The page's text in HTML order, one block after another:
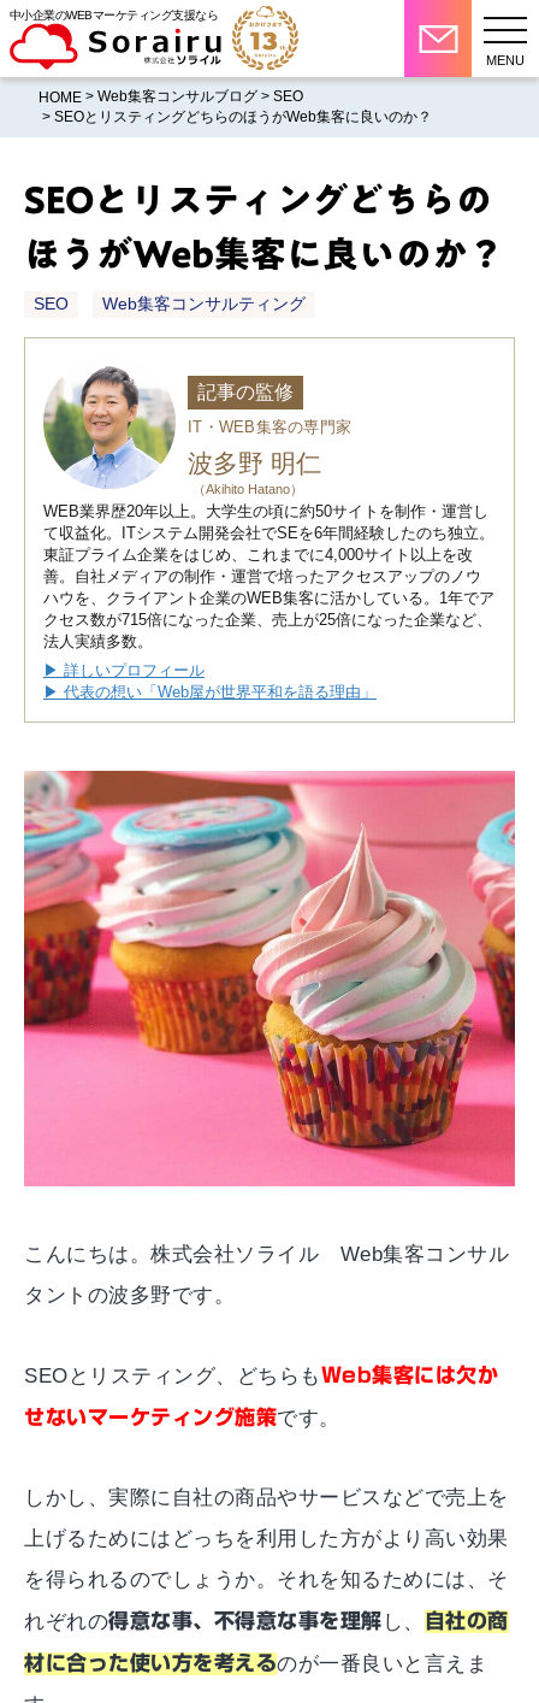
中小企業のWEBマーケティング支援なら
MENU
HOME > Web集客コンサルブログ > SEO
> SEOとリスティングどちらのほうがWeb集客に良いのか？
SEOとリスティングどちらの
ほうがWeb集客に良いのか？
SEO Web集客コンサルティング
記事の監修
IT・WEB集客の専門家
波多野 明仁
（Akihito Hatano）
WEB業界歴20年以上。大学生の頃に約50サイトを制作・運営し
て収益化。ITシステム開発会社でSEを6年間経験したのち独立。
東証プライム企業をはじめ、これまでに4,000サイト以上を改
善。自社メディアの制作・運営で培ったアクセスアップのノウ
ハウを、クライアント企業のWEB集客に活かしている。1年でア
クセス数が715倍になった企業、売上が25倍になった企業など、
法人実績多数。
▶ 詳しいプロフィール
▶ 代表の想い「Web屋が世界平和を語る理由」
こんにちは。株式会社ソライル Web集客コンサル
タントの波多野です。
SEOとリスティング、どちらもWeb集客には欠か
せないマーケティング施策です。
しかし、実際に自社の商品やサービスなどで売上を
上げるためにはどっちを利用した方がより高い効果
を得られるのでしょうか。それを知るためには、そ
れぞれの得意な事、不得意な事を理解 し、 自社の商
材に合った使い方を考えるのが一番良いと言えま